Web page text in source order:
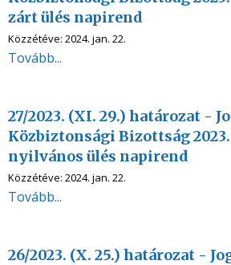
zárt ülés napirend
Közzétéve: 2024. jan. 22.
Tovább...
27/2023. (XI. 29.) határozat -
Közbiztonsági Bizottság
nyilvános ülés napirend
Közzétéve: 2024. jan. 22.
Tovább...
26/2023. (X. 25.) határozat -